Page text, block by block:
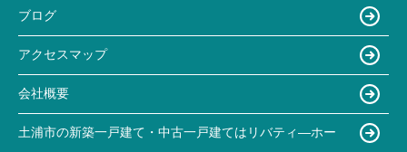
ブログ
アクセスマップ
会社概要
土浦市の新築一戸建て・中古一戸建てはリバティ―ホー